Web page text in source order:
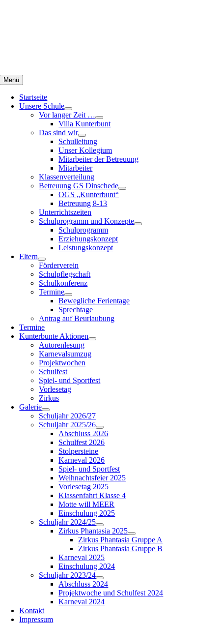
Menü
Startseite
Unsere Schule
Vor langer Zeit …
Villa Kunterbunt
Das sind wir
Schulleitung
Unser Kollegium
Mitarbeiter der Betreuung
Mitarbeiter
Klassenverteilung
Betreuung GS Dinschede
OGS „Kunterbunt“
Betreuung 8-13
Unterrichtszeiten
Schulprogramm und Konzepte
Schulprogramm
Erziehungskonzept
Leistungskonzept
Eltern
Förderverein
Schulpflegschaft
Schulkonferenz
Termine
Bewegliche Ferientage
Sprechtage
Antrag auf Beurlaubung
Termine
Kunterbunte Aktionen
Autorenlesung
Karnevalsumzug
Projektwochen
Schulfest
Spiel- und Sportfest
Vorlesetag
Zirkus
Galerie
Schuljahr 2026/27
Schuljahr 2025/26
Abschluss 2026
Schulfest 2026
Stolpersteine
Karneval 2026
Spiel- und Sportfest
Weihnachtsfeier 2025
Vorlesetag 2025
Klassenfahrt Klasse 4
Motte will MEER
Einschulung 2025
Schuljahr 2024/25
Zirkus Phantasia 2025
Zirkus Phantasia Gruppe A
Zirkus Phantasia Gruppe B
Karneval 2025
Einschulung 2024
Schuljahr 2023/24
Abschluss 2024
Projektwoche und Schulfest 2024
Karneval 2024
Kontakt
Impressum